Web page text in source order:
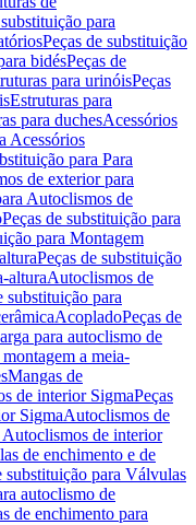
para
Peças de substituição
bidésPeças de
para urinóisPeças
Estruturas para
para duchesAcessórios
Acessórios
para Para
de exterior para
Autoclismos de
Peças de substituição para
para Montagem
Peças de substituição
alturaAutoclismos de
substituição para
AcopladoPeças de
para autoclismo de
a meia-
Mangas de
de interior SigmaPeças
SigmaAutoclismos de
Autoclismos de interior
de enchimento e de
substituição para Válvulas
autoclismo de
de enchimento para